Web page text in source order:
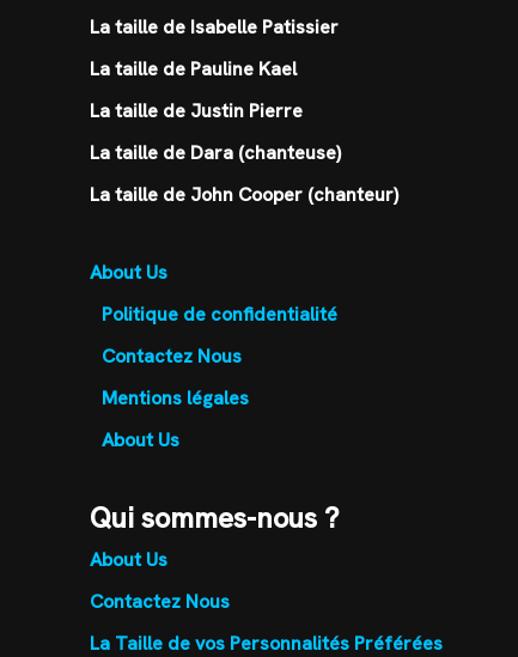
La taille de Isabelle Patissier
La taille de Pauline Kael
La taille de Justin Pierre
La taille de Dara (chanteuse)
La taille de John Cooper (chanteur)
About Us
Politique de confidentialité
Contactez Nous
Mentions légales
About Us
Qui sommes-nous ?
About Us
Contactez Nous
La Taille de vos Personnalités Préférées